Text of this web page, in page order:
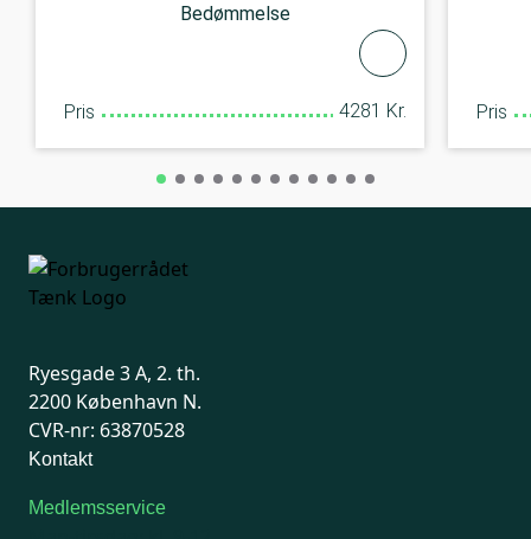
Bedømmelse
Pris 4281 Kr. Pris
Ryesgade 3 A, 2. th.
2200 København N.
CVR-nr: 63870528
Kontakt
Medlemsservice